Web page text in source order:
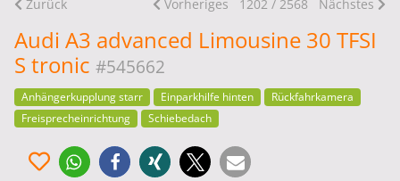
Zurück Vorheriges 1202 / 2568 Nächstes
Audi A3 advanced Limousine 30 TFSI
S tronic #545662
Anhängerkupplung starr Einparkhilfe hinten
Rückfahrkamera
Freisprecheinrichtung
Schiebedach